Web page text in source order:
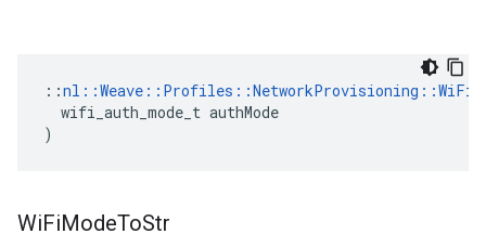
::
  wifi_auth_mode_t authMode
)
WiFiModeToStr